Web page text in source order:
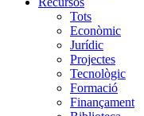
Tots
Econòmic
Jurídic
Projectes
Tecnològic
Formació
Finançament